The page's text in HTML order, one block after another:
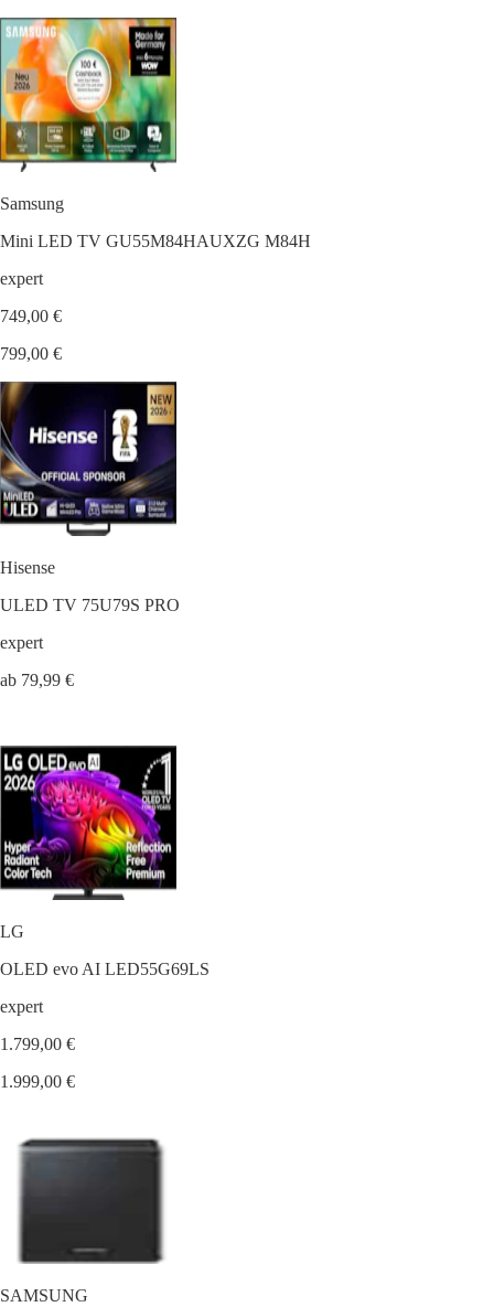
Samsung
Mini LED TV GU55M84HAUXZG M84H
expert
749,00 €
799,00 €
Hisense
ULED TV 75U79S PRO
expert
ab 79,99 €
LG
OLED evo AI LED55G69LS
expert
1.799,00 €
1.999,00 €
SAMSUNG